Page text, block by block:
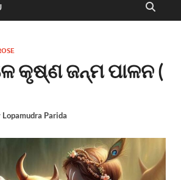
କୃଷ୍ଣ ଜନ୍ମ ପାଳନ (
Lopamudra Parida